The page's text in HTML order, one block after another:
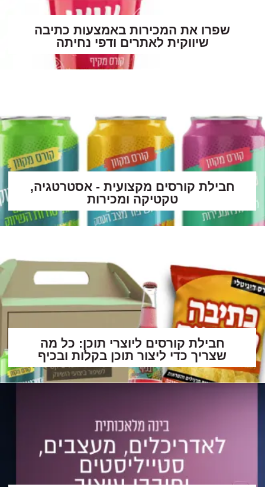
שפרו את המכירות באמצעות כתיבה
שיווקית לאתרים ודפי נחיתה
חבילת קורסים מקצועית - אסטרטגיה,
טקטיקה ומכירות
חבילת קורסים ליוצרי תוכן: כל מה
שצריך כדי ליצור תוכן בקלות ובכיף